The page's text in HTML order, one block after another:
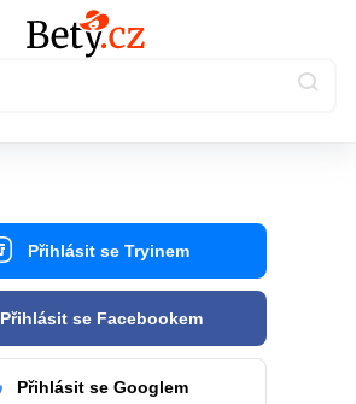
Přihlásit se Tryinem
Přihlásit se Facebookem
Přihlásit se Googlem